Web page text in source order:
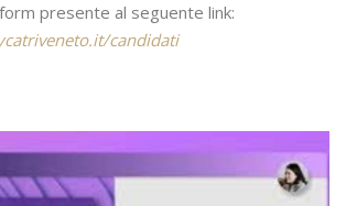
presente al seguente link:
candidati